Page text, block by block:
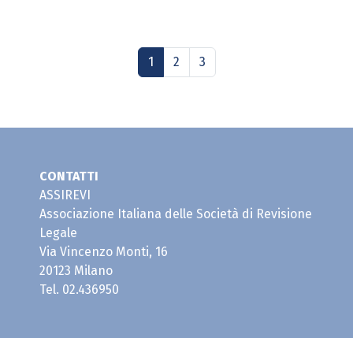
1 2 3
CONTATTI
ASSIREVI
Associazione Italiana delle Società di Revisione
Legale
Via Vincenzo Monti, 16
20123 Milano
Tel. 02.436950